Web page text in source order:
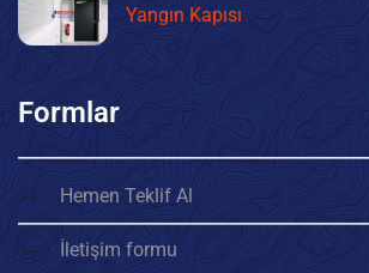
Yangın Kapısı
Formlar
Hemen Teklif Al
İletişim formu